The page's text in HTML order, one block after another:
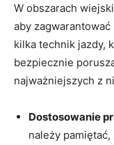
W obszarach
aby
kilka technik jazdy,
‍bezpiecznie
najważniejszych z
Dostosowanie
należy